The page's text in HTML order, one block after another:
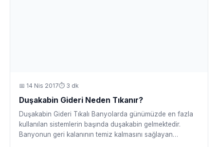
📅 14 Nis 2017⏱ 3 dk
Duşakabin Gideri Neden Tıkanır?
Duşakabin Gideri Tıkalı Banyolarda günümüzde en fazla
kullanılan sistemlerin başında duşakabin gelmektedir.
Banyonun geri kalanının temiz kalmasını sağlayan…